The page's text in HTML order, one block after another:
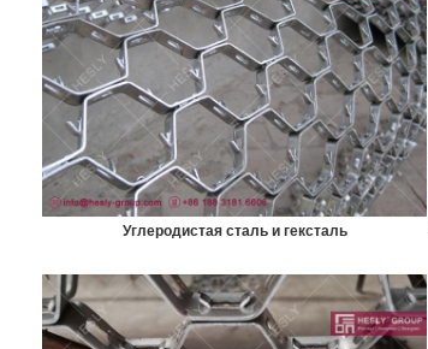
Углеродистая сталь и гексталь